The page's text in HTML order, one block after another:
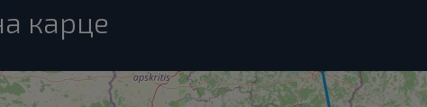
карце